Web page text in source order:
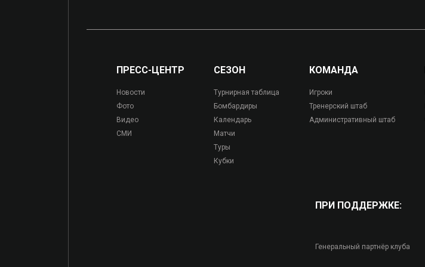
ПРЕСС-ЦЕНТР
Новости
Фото
Видео
СМИ
СЕЗОН
Турнирная таблица
Бомбардиры
Календарь
Матчи
Туры
Кубки
КОМАНДА
Игроки
Тренерский штаб
Административный штаб
ПРИ ПОДДЕРЖКЕ:
Генеральный партнёр клуба